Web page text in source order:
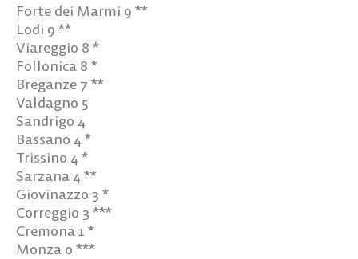
Forte dei Marmi 9 **
Lodi 9 **
Viareggio 8 *
Follonica 8 *
Breganze 7 **
Valdagno 5
Sandrigo 4
Bassano 4 *
Trissino 4 *
Sarzana 4 **
Giovinazzo 3 *
Correggio 3 ***
Cremona 1 *
Monza 0 ***